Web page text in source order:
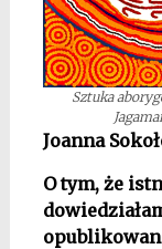
Sztuka
Joanna
O tym, że